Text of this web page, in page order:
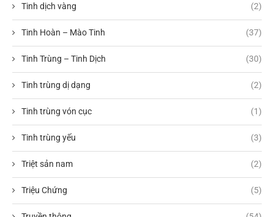
Tinh dịch vàng (2)
Tinh Hoàn – Mào Tinh (37)
Tinh Trùng – Tinh Dịch (30)
Tinh trùng dị dạng (2)
Tinh trùng vón cục (1)
Tinh trùng yếu (3)
Triệt sản nam (2)
Triệu Chứng (5)